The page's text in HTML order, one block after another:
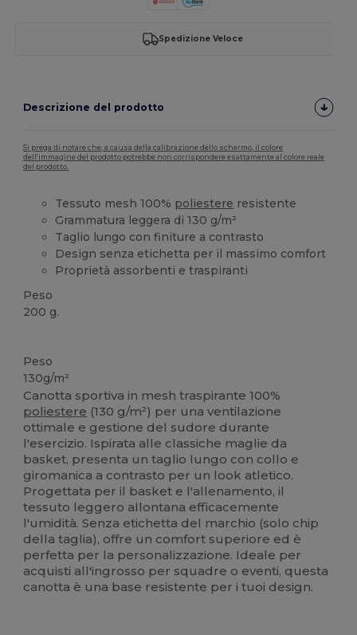
Spedizione Veloce
Descrizione del prodotto
Si prega di notare che, a causa della calibrazione dello schermo, il colore
dell'immagine del prodotto potrebbe non corrispondere esattamente al colore reale
del prodotto.
Tessuto mesh 100% poliestere resistente
Grammatura leggera di 130 g/m²
Taglio lungo con finiture a contrasto
Design senza etichetta per il massimo comfort
Proprietà assorbenti e traspiranti
Peso
200 g.
Peso
130g/m²
Canotta sportiva in mesh traspirante 100%
poliestere (130 g/m²) per una ventilazione
ottimale e gestione del sudore durante
l'esercizio. Ispirata alle classiche maglie da
basket, presenta un taglio lungo con collo e
giromanica a contrasto per un look atletico.
Progettata per il basket e l'allenamento, il
tessuto leggero allontana efficacemente
l'umidità. Senza etichetta del marchio (solo chip
della taglia), offre un comfort superiore ed è
perfetta per la personalizzazione. Ideale per
acquisti all'ingrosso per squadre o eventi, questa
canotta è una base resistente per i tuoi design.